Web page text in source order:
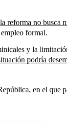
reforma no busca
formal.
y la
podría
en el